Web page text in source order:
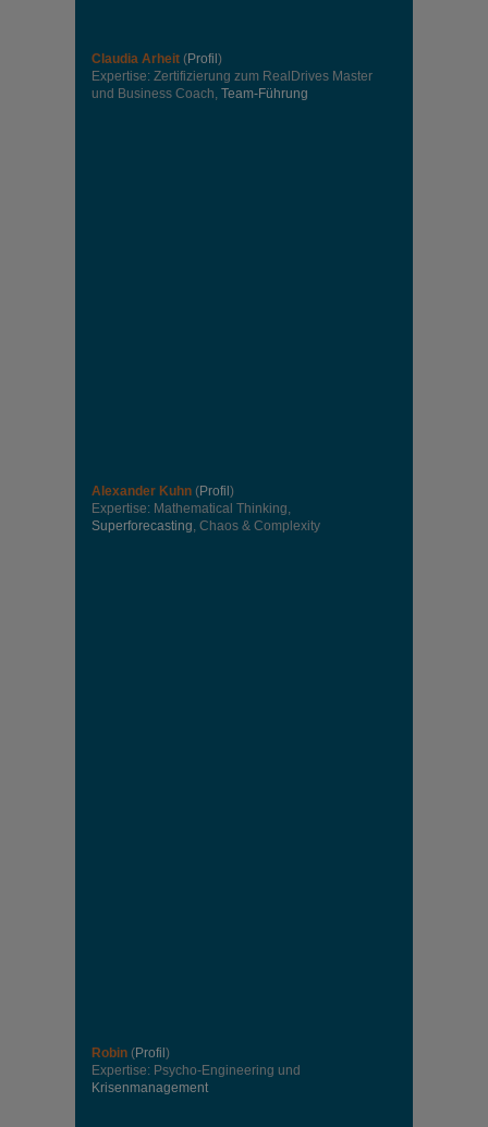
Claudia Arheit (Profil )
Expertise: Zertifizierung zum RealDrives Master
und Business Coach, Team-Führung
Alexander Kuhn (Profil )
Expertise: Mathematical Thinking,
Superforecasting, Chaos & Complexity
Robin (Profil )
Expertise: Psycho-Engineering und
Krisenmanagement